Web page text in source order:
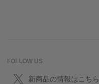
FOLLOW US
新商品の情報はこちら